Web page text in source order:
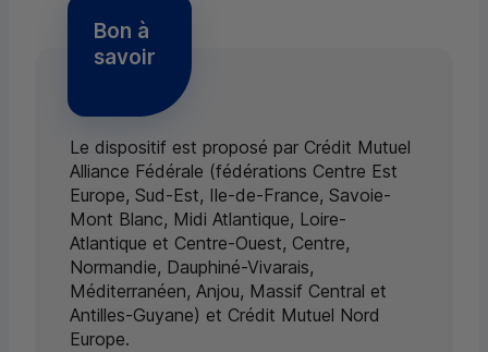
Bon à
savoir
Le dispositif est proposé par Crédit Mutuel
Alliance Fédérale (fédérations Centre Est
Europe, Sud-Est, Ile-de-France, Savoie-
Mont Blanc, Midi Atlantique, Loire-
Atlantique et Centre-Ouest, Centre,
Normandie, Dauphiné-Vivarais,
Méditerranéen, Anjou, Massif Central et
Antilles-Guyane) et Crédit Mutuel Nord
Europe.